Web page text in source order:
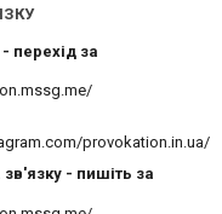
перехід за
provokation.in.ua/
- пишіть за